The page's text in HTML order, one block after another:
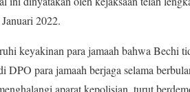
2022.
keyakinan para jamaah bahwa Bechi
DPO para jamaah berjaga selama
aparat kepolisian, turut